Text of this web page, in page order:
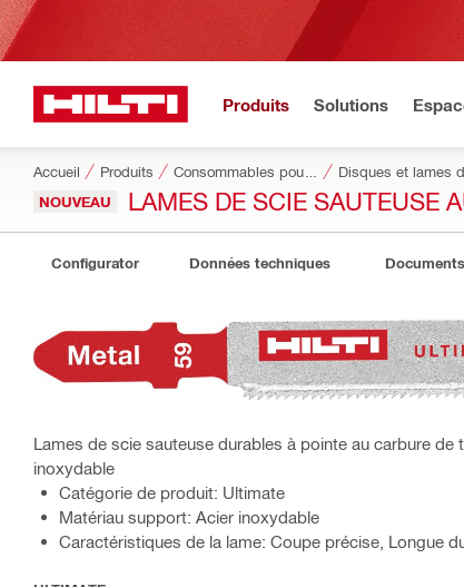
Produits Solutions
Accueil Produits Disques et lames
NOUVEAU LAMES DE SCIE SAUTEUSE
Configurator Données techniques Documents
Lames de scie sauteuse durables à pointe au carbure
inoxydable
Catégorie de produit: Ultimate
Matériau support: Acier inoxydable
Caractéristiques de la lame: Coupe précise, Longue